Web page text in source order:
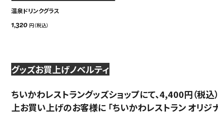
温泉ドリンクグラス
1,320 円（税込）
グッズお買上げノベルティ
ちいかわレストラングッズショップにて、4,400円（税込
上お買い上げのお客様に 「ちいかわレストラン オリジ